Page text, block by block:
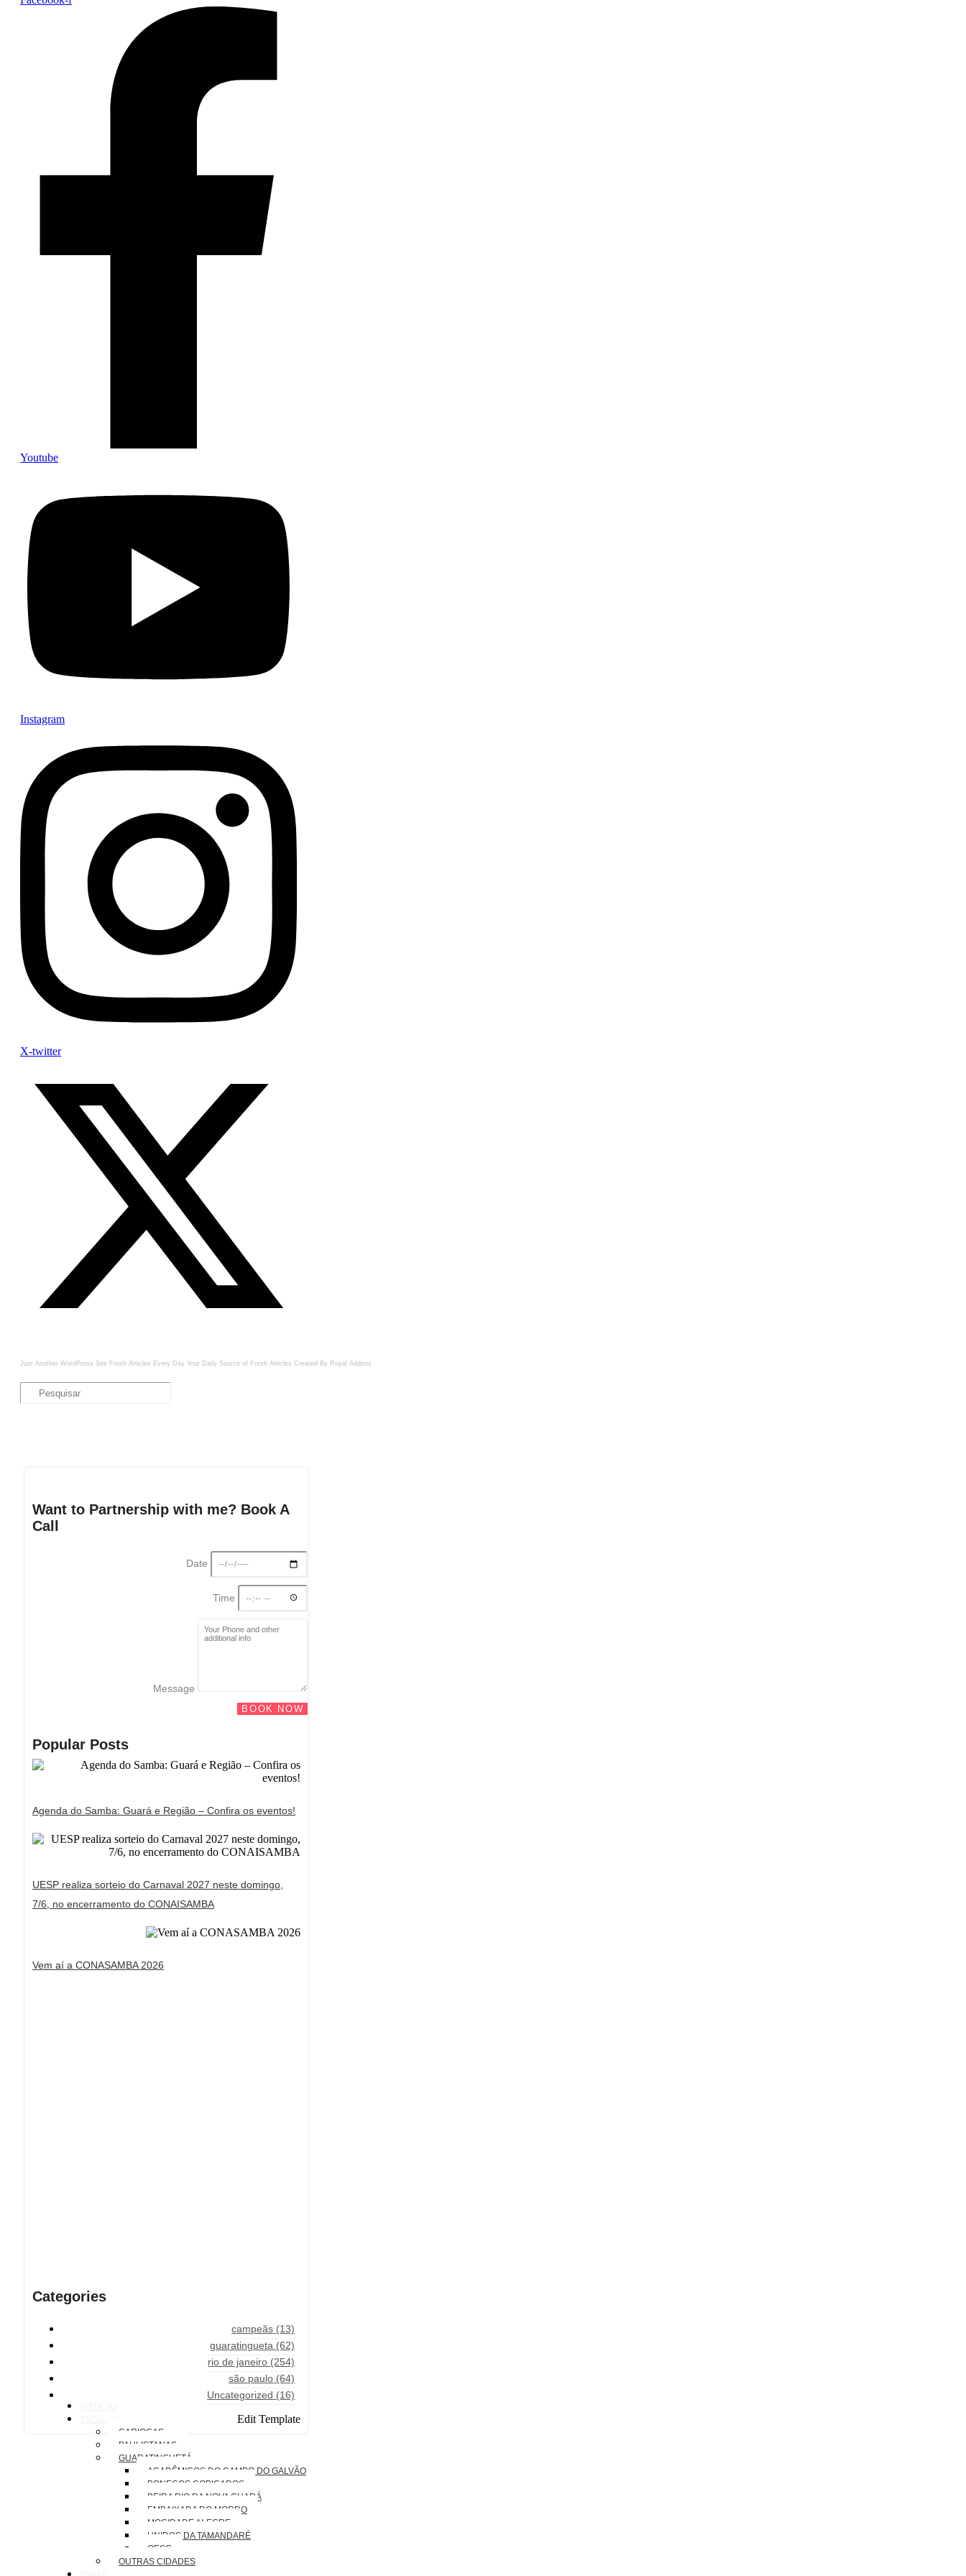
Youtube
Instagram
X-twitter
Just Another WordPress Site Fresh Articles Every Day Your Daily Source of Fresh Articles Created By Royal Addons
Want to Partnership with me? Book A
Call
Date
Time
Message
BOOK NOW
Popular Posts
Agenda do Samba: Guará e Região – Confira os eventos!
UESP realiza sorteio do Carnaval 2027 neste domingo,
7/6, no encerramento do CONAISAMBA
Vem aí a CONASAMBA 2026
Categories
campeãs (13)
guaratingueta (62)
rio de janeiro (254)
são paulo (64)
Uncategorized (16)
Edit Template
CARIOCAS
PAULISTANAS
GUARATINGUETÁ
ACADÊMICOS DO CAMPO DO GALVÃO
BONECOS COBIÇADOS
BEIRA RIO DA NOVA GUARÁ
EMBAIXADA DO MORRO
MOCIDADE ALEGRE
UNIDOS DA TAMANDARÉ
OESG
OUTRAS CIDADES